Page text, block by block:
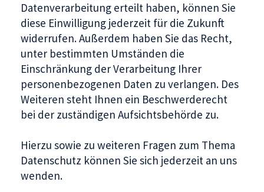
Datenverarbeitung erteilt haben, können Sie
diese Einwilligung jederzeit für die Zukunft
widerrufen. Außerdem haben Sie das Recht,
unter bestimmten Umständen die
Einschränkung der Verarbeitung Ihrer
personenbezogenen Daten zu verlangen. Des
Weiteren steht Ihnen ein Beschwerderecht
bei der zuständigen Aufsichtsbehörde zu.
Hierzu sowie zu weiteren Fragen zum Thema
Datenschutz können Sie sich jederzeit an uns
wenden.